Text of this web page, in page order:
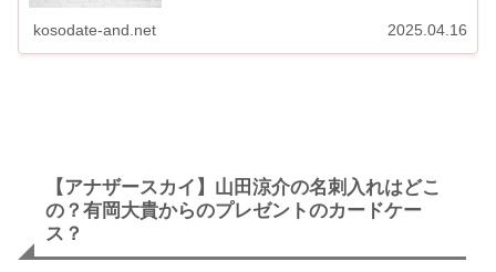
kosodate-and.net 2025.04.16
【アナザースカイ】山田涼介の名刺入れはどこ
の？有岡大貴からのプレゼントのカードケー
ス？